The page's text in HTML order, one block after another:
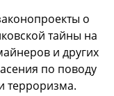
о
тайны на
и других
по поводу
терроризма.